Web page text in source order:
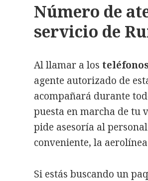
Número de
servicio de
Al llamar a los
agente autorizado de
acompañará durante
puesta en marcha de tu
pide asesoría al
conveniente, la
Si estás buscando un